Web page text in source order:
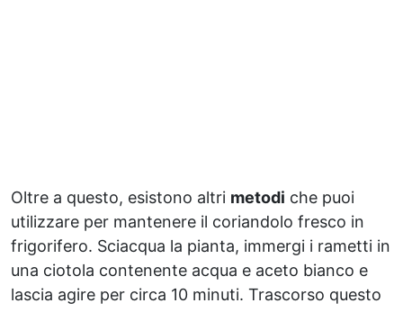
Oltre a questo, esistono altri metodi che puoi
utilizzare per mantenere il coriandolo fresco in
frigorifero. Sciacqua la pianta, immergi i rametti in
una ciotola contenente acqua e aceto bianco e
lascia agire per circa 10 minuti. Trascorso questo